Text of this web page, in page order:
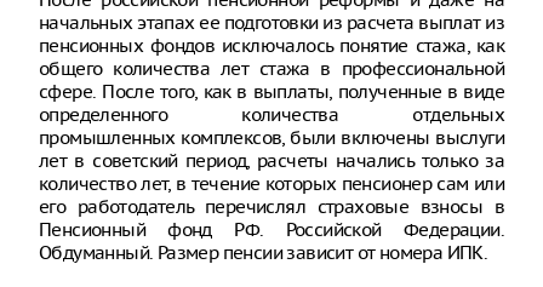
начальных этапах ее подготовки из расчета выплат из
пенсионных фондов исключалось понятие стажа, как
общего количества лет стажа в профессиональной
сфере. После того, как в выплаты, полученные в виде
определенного количества отдельных
промышленных комплексов, были включены выслуги
лет в советский период, расчеты начались только за
количество лет, в течение которых пенсионер сам или
его работодатель перечислял страховые взносы в
Пенсионный фонд РФ. Российской Федерации.
Обдуманный. Размер пенсии зависит от номера ИПК.